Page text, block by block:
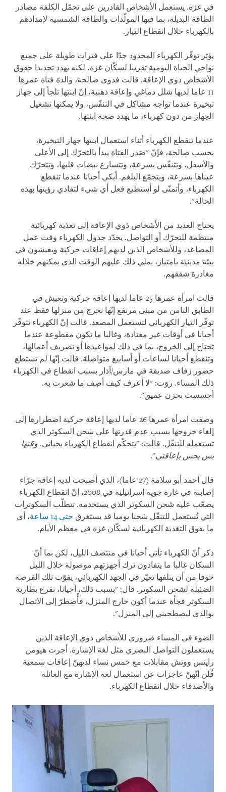
في غزة. يستعمل الأشخاص القادرين على تحمّل الكلفة مصادر
الطاقة البديلة، بما فيها المولّدات والطاقة الشمسية لإمدادهم
بالكهرباء خلال انقطاع التيار.
يؤثر توفّر الكهرباء المحدود جدّا على فترات طويلة على جميع
نواحي الحياة اليومية تقريبا لسكّان غزة، لكنه يهدد تحديدا حقوق
الأشخاص ذوي الإعاقة. قالت فدوى صالحة، والدة فتاة عمرها
11 عاما لديها شلل دماغي وإعاقة ذهنية، إنّ ابنتها تلجأ إلى جهاز
تبخيرة عندما تواجه مشاكل في التنفّس، ولا يمكنها تشغيل
الجهاز من دون كهرباء، ما يهدد صحة ابنتها.
عندما تنقطع الكهرباء أثناء استعمال ابنتها جهاز التبخيرة،
بحسب صالحة، فإنّ "صَدر الفتاة يبدأ بالتحرّك إلى الأعلى
والأسفل، وتتنفّس بسرعة، وتتسارع نبضات قلبها، وتتحرّك
عيناها بسرعة، ويتجمّع البلغم. أبكي أحيانا عندما تنقطع
الكهرباء، وأتمنّى لو أستطيع فعل أي شيء لتفادي رؤيتها بهذه
الحالة".
يحتاج العديد من الأشخاص ذوي الإعاقة إلى تغذية كهربائية
منتظمة للتحرّك أو التواصل. يحدّد جدول الكهرباء وقت عمل
المصاعد، وللأشخاص الذين لديهم إعاقات حركية ويعيشون في
بيئة مدينية بامتياز، يملي ذلك عليهم الوقت الذي يمكنهم خلاله
مغادرة شققهم.
قالت امرأة عمرها 25 عاما لديها إعاقة حركية وتعيش في
الطابق الثامن من مبنى مرتفع إنّها تخرج من منزلها فقط عند
توفّر التيار الكهربائي لتستعمل المصعد. قالت إنّ الكهرباء تتوفّر
أحيانا في أوقات غير معتادة، وغالبا ما تكون مقطوعة عندما
تحتاج إلى الخروج، بما في ذلك لمواعيدها أو تصريف أعمالها،
وتنقطع أحيانا لساعات أو أسابيع متواصلة. قالت إنّها لم تستطع
حضور زفاف صديقة في مارس/آذار بسبب انقطاع في الكهرباء
ذلك المساء. روَت: "لا أعرف كيف أصِف ما شعرت به.
أحسست بحزن عميق".
وصفت امرأة عمرها 26 عاما لديها إعاقة حركية اضطرارها إلى
إلغاء خروجها بسبب عدم قدرتها على شحن السكوتر الذي
تستعمله للتنقّل. قالت: "يتحكّم انقطاع الكهرباء بحياتي. وقتها
بس بحس بإعاقتي".
قال أحمد أبو سلامة (27 عاما)، الذي أصبحت لديه إعاقة جرّاء
إصابته في غارة جوية إسرائيلية في 2008، إنّ انقطاع الكهرباء
يصعّب عليه شحن السكوتر الذي يستخدمه. تتطلّب السكوترات
التي تُستعمل للتنقّل شحنا يوميا قد يستغرق حتى 14 ساعة
، أي
ما يفوق التغذية الكهربائية لسكّان غزة في معظم الأيام.
ذكر أنّ الكهرباء تأتي أحيانا في منتصف الليل، لكن بما أنّ
السكان غالبا ما يتفادون ترك أجهزتهم موصولة خلال الليل
خوفا من أن يتلفها تغيّر في الجهد الكهربائي، يفوّت تلك الفرصة
الضئيلة لشحن السكوتر. قال: "بسبب ذلك، أحيانا، تفرغ بطارية
السكوتر فجأة عندما أكون خارج المنزل، فأُضطرّ إلى الاتصال
بوالدي ليصطحبني إلى المنزل".
الضوء في المساء ضروري للأشخاص ذوي الإعاقة الذين
يستعملون التواصل البصري مثل لغة الإشارة. أجرت هيومن
رايتس ووتش مقابلات مع خمس نساء لديهنّ إعاقات سمعية
قُلن إنّهنّ عاجزات عن استعمال لغة الإشارة مع العائلة
والأصدقاء خلال انقطاع الكهرباء.